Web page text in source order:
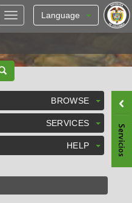
Language
BROWSE
SERVICES
HELP